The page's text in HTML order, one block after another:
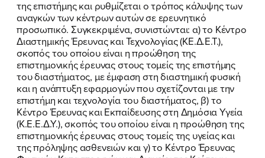
ΠΟΙΑ ΕΙΜΑΙ
ΕΡΓΟ
ΕΚΔΗΛΩΣΕΙΣ
της επιστήμης και ρυθμίζεται ο τρόπος κάλυψης των
αναγκών των κέντρων αυτών σε ερευνητικό
προσωπικό. Συγκεκριμένα, συνιστώνται: α) το Κέντρο
Διαστημικής Έρευνας και Τεχνολογίας (ΚΕ.Δ.Ε.Τ.),
σκοπός του οποίου είναι η προώθηση της
επιστημονικής έρευνας στους τομείς της επιστήμης
του διαστήματος, με έμφαση στη διαστημική φυσική
και η ανάπτυξη εφαρμογών που σχετίζονται με την
επιστήμη και τεχνολογία του διαστήματος, β) το
Κέντρο Έρευνας και Εκπαίδευσης στη Δημόσια Υγεία
(Κ.Ε.Ε.Δ.Υ.), σκοπός του οποίου είναι η προώθηση της
επιστημονικής έρευνας στους τομείς της υγείας και
της πρόληψης ασθενειών και γ) το Κέντρο Έρευνας